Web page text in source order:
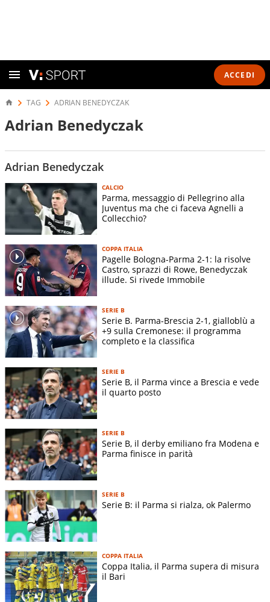
ACCEDI
TAG ADRIAN BENEDYCZAK
Adrian Benedyczak
Adrian Benedyczak
CALCIO
Parma, messaggio di Pellegrino alla
Juventus ma che ci faceva Agnelli a
Collecchio?
COPPA ITALIA
Pagelle Bologna-Parma 2-1: la risolve
Castro, sprazzi di Rowe, Benedyczak
illude. Si rivede Immobile
SERIE B
Serie B. Parma-Brescia 2-1, gialloblù a
+9 sulla Cremonese: il programma
completo e la classifica
SERIE B
Serie B, il Parma vince a Brescia e vede
il quarto posto
SERIE B
Serie B, il derby emiliano fra Modena e
Parma finisce in parità
SERIE B
Serie B: il Parma si rialza, ok Palermo
COPPA ITALIA
Coppa Italia, il Parma supera di misura
il Bari